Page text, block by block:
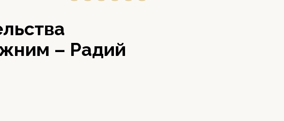
– Радий